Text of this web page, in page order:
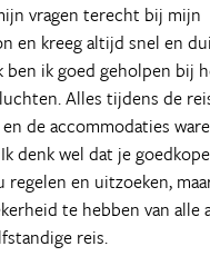
vragen terecht bij mijn
en kreeg altijd snel en
ben ik goed geholpen bij
Alles tijdens de
de accommodaties
denk wel dat je
regelen en uitzoeken,
te hebben van alle
reis.